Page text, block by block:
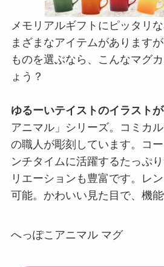
メモリアルギフトにピッタリ
まざまなアイテムがあります
ものを選ぶなら、こんなマグ
ょう？
ゆるーいテイストのイラスト
アニマル」シリーズ。コミカ
の職人が彫刻しています。コ
ンチタイムに活躍するたっぷ
リエーションも豊富です。レ
可能。かわいい見た目で、機能
へっぽこアニマル マグ